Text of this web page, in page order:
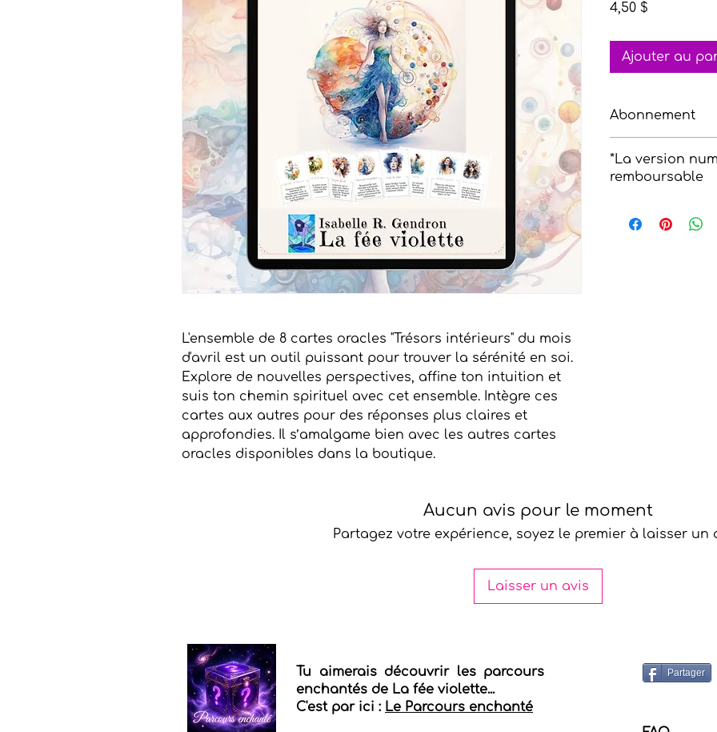
L'ensemble de 8 cartes oracles "Trésors intérieurs" du mois
d'avril est un outil puissant pour trouver la sérénité en soi.
Explore de nouvelles perspectives, affine ton intuition et
suis ton chemin spirituel avec cet ensemble. Intègre ces
cartes aux autres pour des réponses plus claires et
approfondies. Il s’amalgame bien avec les autres cartes
oracles disponibles dans la boutique.
4,50 $
Ajouter au
Abonnement
En
notre
Magazine
*La version
remboursable
Aucun avis pour le moment
Partagez votre expérience, soyez le premier à laisser un
Laisser un avis
Tu aimerais découvrir les parcours
enchantés de La fée violette...
C'est par ici : Le Parcours enchanté
Partager